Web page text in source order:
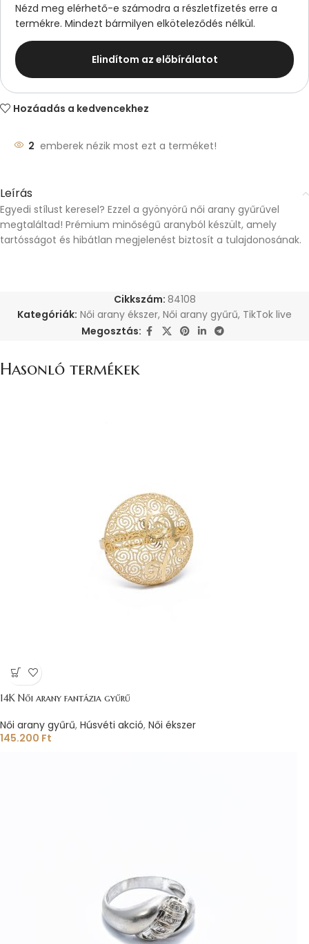
Nézd meg elérhető-e számodra a részletfizetés erre a
termékre. Mindezt bármilyen elköteleződés nélkül.
Elindítom az előbírálatot
Hozáadás a kedvencekhez
2 emberek nézik most ezt a terméket!
Leírás
Egyedi stílust keresel? Ezzel a gyönyörű női arany gyűrűvel
megtaláltad! Prémium minőségű aranyból készült, amely
tartósságot és hibátlan megjelenést biztosít a tulajdonosának.
Cikkszám: 84108
Kategóriák: Női arany ékszer, Női arany gyűrű, TikTok live
Megosztás:
Hasonló termékek
14K Női arany fantázia gyűrű
Női arany gyűrű, Húsvéti akció, Női ékszer
145.200 Ft